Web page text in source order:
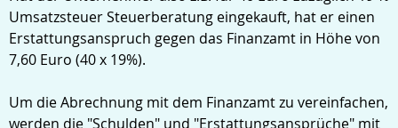
Umsatzsteuer Steuerberatung eingekauft, hat er einen
Erstattungsanspruch gegen das Finanzamt in Höhe von
7,60 Euro (40 x 19%).
Um die Abrechnung mit dem Finanzamt zu vereinfachen,
werden die "Schulden" und "Erstattungsansprüche" mit